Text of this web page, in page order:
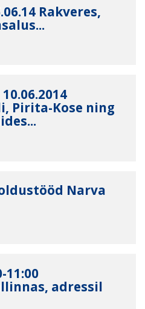
Rakveres,
Pirita-Kose ning
Narva
11:00
adressil